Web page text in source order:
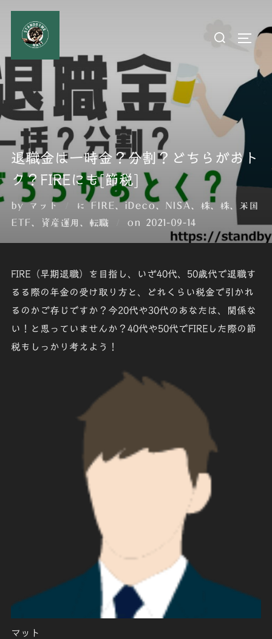
ン
ツ
ッ
検
サイ
退職金は一時金？分割？どちらがおト
ク？FIREにも[節税]
byマット にFIRE 、iDeco、 NISA 株、 株
米国
ETF
資産運用 転職 on 投
2021-09-14
FIRE（早期退職）を目指し、いざ40代、50歳代で退職す
るる際の年金の受け取り方と、どれくらい税金で引かれ
るのかご存じですか？今20代や30代のあなたは、関係な
い！と思っていませんか？40代や50代でFIREした際の 節
税もしっかり考えよう！
マット